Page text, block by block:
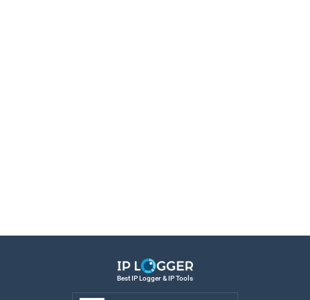
Best IP Logger & IP Tools